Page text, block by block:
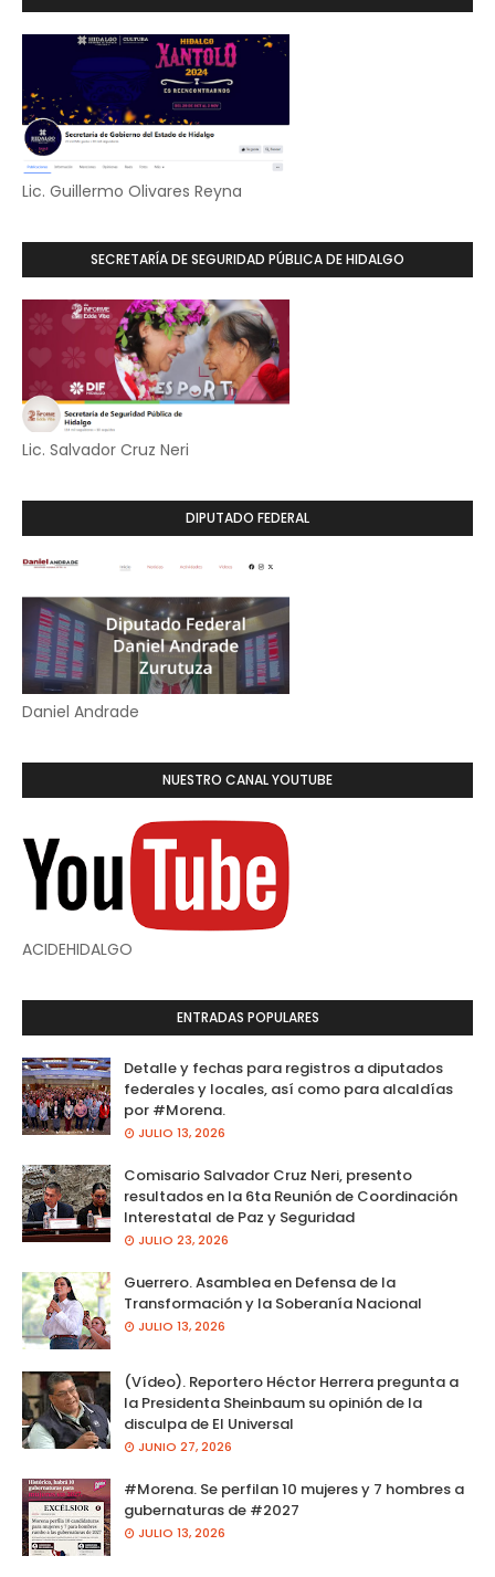
Lic. Guillermo Olivares Reyna
SECRETARÍA DE SEGURIDAD PÚBLICA DE HIDALGO
Lic. Salvador Cruz Neri
DIPUTADO FEDERAL
Daniel Andrade
NUESTRO CANAL YOUTUBE
ACIDEHIDALGO
ENTRADAS POPULARES
Detalle y fechas para registros a diputados
federales y locales, así como para alcaldías
por #Morena.
JULIO 13, 2026
Comisario Salvador Cruz Neri, presento
resultados en la 6ta Reunión de Coordinación
Interestatal de Paz y Seguridad
JULIO 23, 2026
Guerrero. Asamblea en Defensa de la
Transformación y la Soberanía Nacional
JULIO 13, 2026
(Vídeo). Reportero Héctor Herrera pregunta a
la Presidenta Sheinbaum su opinión de la
disculpa de El Universal
JUNIO 27, 2026
#Morena. Se perfilan 10 mujeres y 7 hombres a
gubernaturas de #2027
JULIO 13, 2026